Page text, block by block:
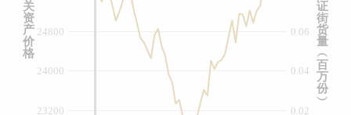
0.02
0.04
0.06
23200
24000
24800
证
街
货
量
︵
百
万
份
︶
关
资
产
价
格
牛熊证文件及公告 (瑞信)
收市竞价变化